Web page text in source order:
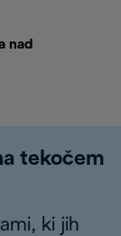
nad
tekočem
ki jih